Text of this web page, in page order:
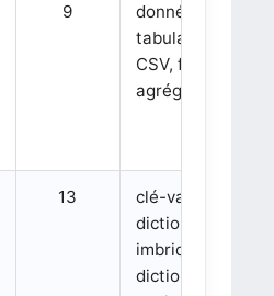
9
données
tabulaires,
CSV, filtrage,
agrégation
13
clé-valeur,
dictionnaires
imbriqués,
dictionnaires